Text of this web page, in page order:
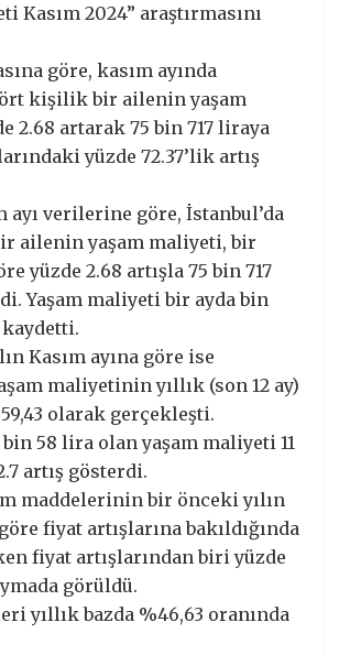
Kasım 2024” araştırmasını
göre, kasım ayında
kişilik bir ailenin yaşam
2.68 artarak 75 bin 717 liraya
yüzde 72.37’lik artış
ayı verilerine göre, İstanbul’da
ailenin yaşam maliyeti, bir
yüzde 2.68 artışla 75 bin 717
Yaşam maliyeti bir ayda bin
Kasım ayına göre ise
maliyetinin yıllık (son 12 ay)
olarak gerçekleşti.
bin 58 lira olan yaşam maliyeti 11
artış gösterdi.
maddelerinin bir önceki yılın
fiyat artışlarına bakıldığında
fiyat artışlarından biri yüzde
görüldü.
yıllık bazda %46,63 oranında